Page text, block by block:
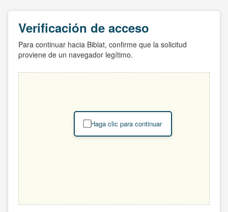
Verificación de acceso
Para continuar hacia Biblat, confirme que la solicitud
proviene de un navegador legítimo.
Haga clic para continuar